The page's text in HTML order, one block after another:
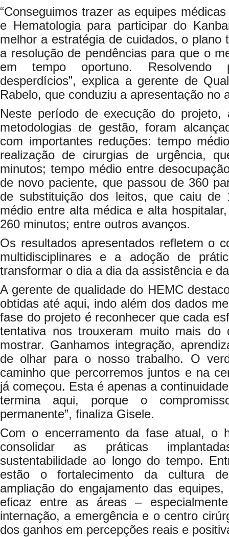
“Conseguimos trazer as equipes
e Hematologia para participar do
melhor a estratégia de cuidados, o plano
a resolução de pendências para que o
em tempo oportuno. Resolvendo
desperdícios”, explica a gerente de
Rabelo, que conduziu a apresentação no
Neste período de execução do
metodologias de gestão, foram
com importantes reduções: tempo
realização de cirurgias de urgência,
minutos; tempo médio entre
de novo paciente, que passou de 360
de substituição dos leitos, que caiu
médio entre alta médica e alta
260 minutos; entre outros avanços.
Os resultados apresentados refletem o
multidisciplinares e a adoção de
transformar o dia a dia da assistência e
A gerente de qualidade do HEMC
obtidas até aqui, indo além dos dados
fase do projeto é reconhecer que cada
tentativa nos trouxeram muito mais do
mostrar. Ganhamos integração,
de olhar para o nosso trabalho. O
caminho que percorremos juntos e na
já começou. Esta é apenas a
termina aqui, porque o
permanente”, finaliza Gisele.
Com o encerramento da fase atual, o
consolidar as práticas
sustentabilidade ao longo do tempo.
estão o fortalecimento da cultura
ampliação do engajamento das
eficaz entre as áreas –
internação, a emergência e o centro
dos ganhos em percepções reais e